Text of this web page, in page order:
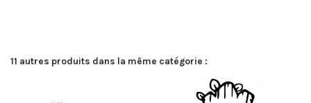
11 autres produits dans la même catégorie :